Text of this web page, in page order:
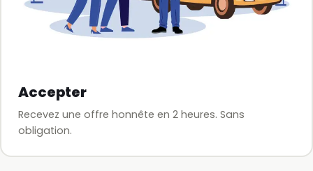
Accepter
Recevez une offre honnête en 2 heures. Sans
obligation.